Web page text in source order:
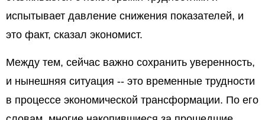
испытывает давление снижения показателей, и
это факт, сказал экономист.
Между тем, сейчас важно сохранить уверенность,
и нынешняя ситуация -- это временные трудности
в процессе экономической трансформации. По его